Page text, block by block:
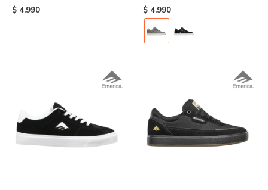
Low Vulc - Black/gold
$ 4.990
G6 Vulc Skateborard Shoes
- Grey
$ 4.990